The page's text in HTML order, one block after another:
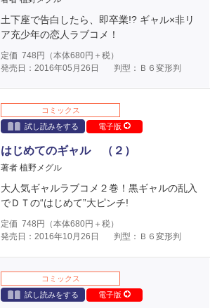
土下座で告白したら、即卒業!? ギャル×非リ
ア充少年の恋人ラブコメ！
定価 748 円（本体680円＋税）
発売日：2016年05月26日
判型：Ｂ６変形判
コミックス
試し読みをする
電子版
はじめてのギャル （２）
著者 植野メグル
大人気ギャルラブコメ２巻！黒ギャルの乱入
でＤＴの“はじめて”大ピンチ!
定価 748 円（本体680円＋税）
発売日：2016年10月26日
判型：Ｂ６変形判
コミックス
試し読みをする
電子版